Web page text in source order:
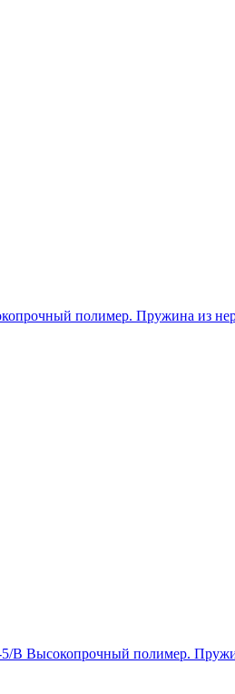
полимер. Пружина из
B Высокопрочный полимер.